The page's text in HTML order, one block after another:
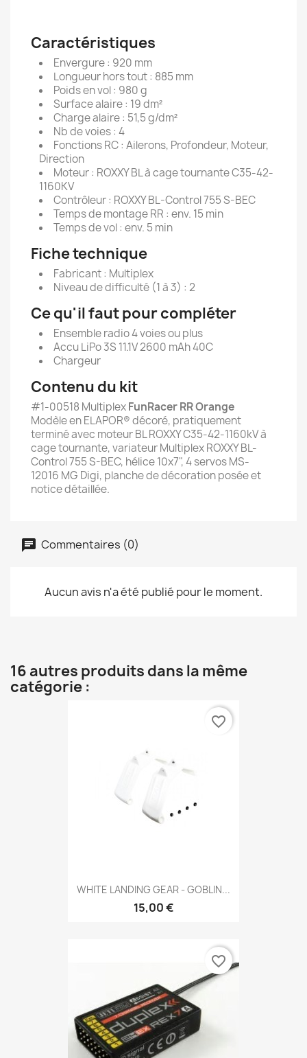
Caractéristiques
Envergure : 920 mm
Longueur hors tout : 885 mm
Poids en vol : 980 g
Surface alaire : 19 dm²
Charge alaire : 51,5 g/dm²
Nb de voies : 4
Fonctions RC : Ailerons, Profondeur, Moteur,
Direction
Moteur : ROXXY BL à cage tournante C35-42-
1160KV
Contrôleur : ROXXY BL-Control 755 S-BEC
Temps de montage RR : env. 15 min
Temps de vol : env. 5 min
Fiche technique
Fabricant : Multiplex
Niveau de difficulté (1 à 3) : 2
Ce qu'il faut pour compléter
Ensemble radio 4 voies ou plus
Accu LiPo 3S 11.1V 2600 mAh 40C
Chargeur
Contenu du kit
#1-00518 MultiplexFunRacer RR Orange
Modèle en ELAPOR® décoré, pratiquement
terminé avec moteur BL ROXXY C35-42-1160kV à
cage tournante, variateur Multiplex ROXXY BL-
Control 755 S-BEC, hélice 10x7", 4 servos MS-
12016 MG Digi, planche de décoration posée et
notice détaillée.
Commentaires (0)
Aucun avis n'a été publié pour le moment.
16 autres produits dans la même
catégorie :
WHITE LANDING GEAR - GOBLIN...
15,00 €
favorite_border
favorite_border